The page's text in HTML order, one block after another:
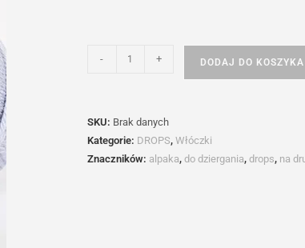
- + DODAJ DO KOSZYKA
SKU: Brak danych
Kategorie: DROPS, Włóczki
Znaczników: alpaka, do dziergania, drops, na